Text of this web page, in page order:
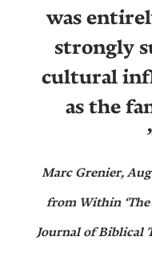
was
strongly
cultural
as the
(Marc Grenier,
from Within ‘The
Journal of Biblical